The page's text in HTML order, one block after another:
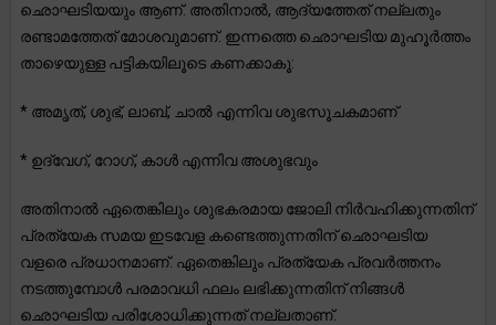
ഛൊഘടിയയും ആണ്. അതിനാൽ, ആദ്യത്തേത് നല്ലതും
രണ്ടാമത്തേത് മോശവുമാണ്. ഇന്നത്തെ ഛൊഘടിയ മുഹൂർത്തം
താഴെയുള്ള പട്ടികയിലൂടെ കണക്കാകൂ:
* അമൃത്, ശുഭ്, ലാബ്, ചാൽ എന്നിവ ശുഭസൂചകമാണ്
* ഉദ്വേഗ്, റോഗ്, കാൾ എന്നിവ അശുഭവും
അതിനാൽ ഏതെങ്കിലും ശുഭകരമായ ജോലി നിർവഹിക്കുന്നതിന്
പ്രത്യേക സമയ ഇടവേള കണ്ടെത്തുന്നതിന് ഛൊഘടിയ
വളരെ പ്രധാനമാണ്. ഏതെങ്കിലും പ്രത്യേക പ്രവർത്തനം
നടത്തുമ്പോൾ പരമാവധി ഫലം ലഭിക്കുന്നതിന് നിങ്ങൾ
ഛൊഘടിയ പരിശോധിക്കുന്നത് നല്ലതാണ്.